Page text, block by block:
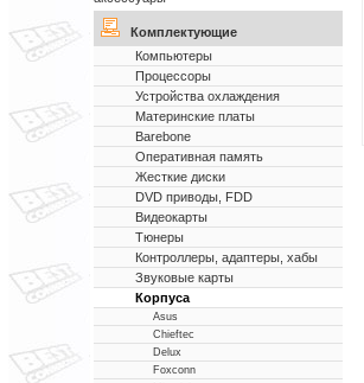
Комплектующие
Компьютеры
Процессоры
Устройства охлаждения
Материнские платы
Barebone
Оперативная память
Жесткие диски
DVD приводы, FDD
Видеокарты
Тюнеры
Контроллеры, адаптеры, хабы
Звуковые карты
Корпуса
Asus
Chieftec
Delux
Foxconn